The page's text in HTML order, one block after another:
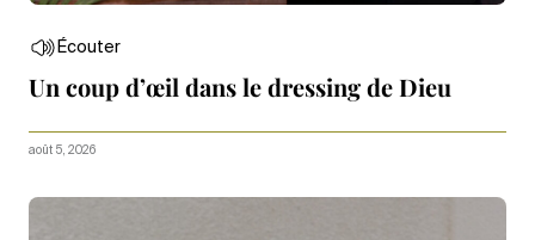
Écouter
Un coup d’œil dans le dressing de Dieu
août 5, 2026